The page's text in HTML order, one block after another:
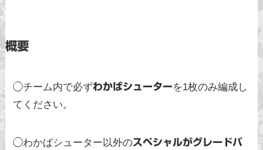
概要
◯チーム内で必ずわかばシューターを1枚のみ編成し
てください。
◯わかばシューター以外のスペシャルがグレードバ